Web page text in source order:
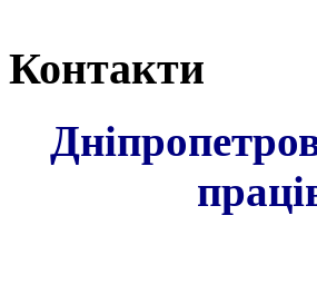
Контакти